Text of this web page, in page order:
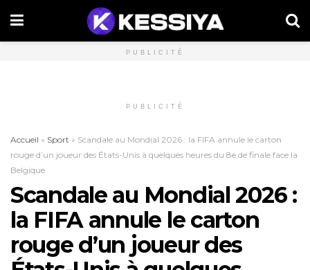
PUBLICITÉ
PUBLICITÉ
Accueil » Sport » Scandale au Mondial 2026 : la FIFA annule le carton
rouge d’un joueur des États-Unis à quelques heures du 8e de finale face la
Belgique
Scandale au Mondial 2026 :
la FIFA annule le carton
rouge d’un joueur des